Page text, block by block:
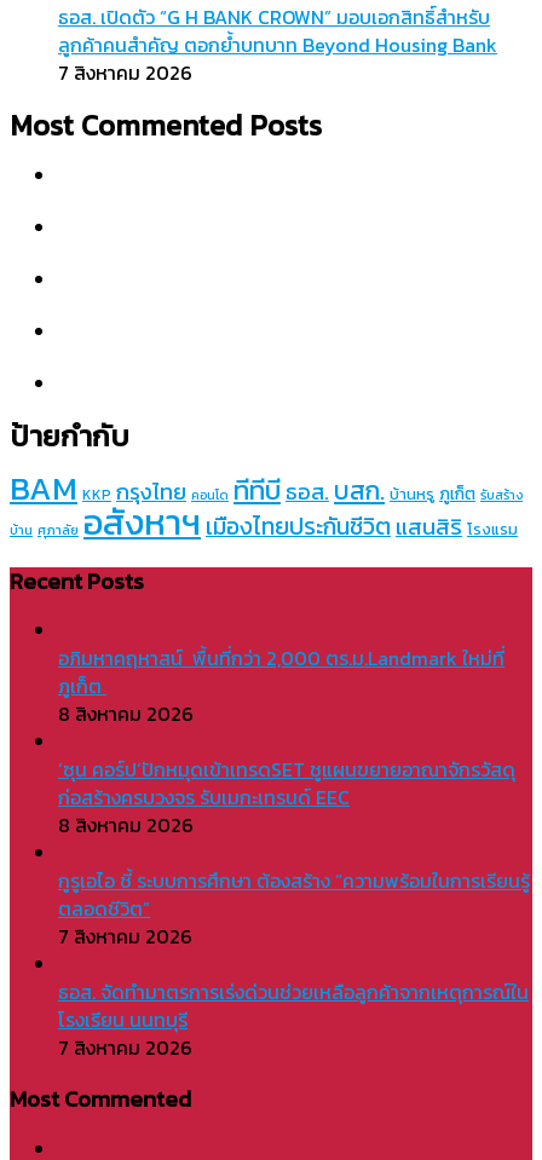
ธอส. เปิดตัว “G H BANK CROWN” มอบเอกสิทธิ์สำหรับ
ลูกค้าคนสำคัญ ตอกย้ำบทบาท Beyond Housing Bank
7 สิงหาคม 2026
Most Commented Posts
ป้ายกำกับ
BAM KKP กรุงไทย คอนโด ทีทีบีธอส. บสก. บ้านหรู ภูเก็ต รับสร้าง
บ้าน ศุภาลัย อสังหาฯเมืองไทยประกันชีวิต แสนสิริ โรงแรม
Recent Posts
อภิมหาคฤหาสน์ พื้นที่กว่า 2,000 ตร.ม.Landmark ใหม่ที่
ภูเก็ต
8 สิงหาคม 2026
‘ซุน คอร์ป’ปักหมุดเข้าเทรดSET ชูแผนขยายอาณาจักรวัสดุ
ก่อสร้างครบวงจร รับเมกะเทรนด์ EEC
8 สิงหาคม 2026
กูรูเอไอ ชี้ ระบบการศึกษา ต้องสร้าง “ความพร้อมในการเรียนรู้
ตลอดชีวิต”
7 สิงหาคม 2026
ธอส. จัดทำมาตรการเร่งด่วนช่วยเหลือลูกค้าจากเหตุการณ์ใน
โรงเรียน นนทบุรี
7 สิงหาคม 2026
Most Commented